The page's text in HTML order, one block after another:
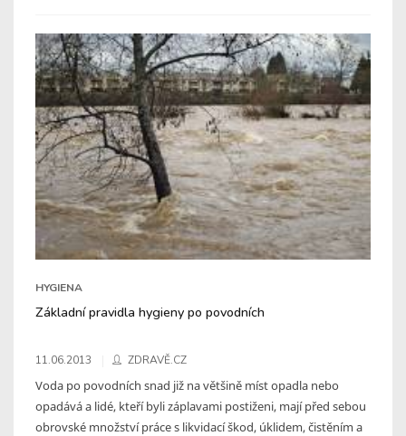
HYGIENA
Základní pravidla hygieny po povodních
11.06.2013 ZDRAVĚ.CZ
Voda po povodních snad již na většině míst opadla nebo
opadává a lidé, kteří byli záplavami postiženi, mají před sebou
obrovské množství práce s likvidací škod, úklidem, čistěním a